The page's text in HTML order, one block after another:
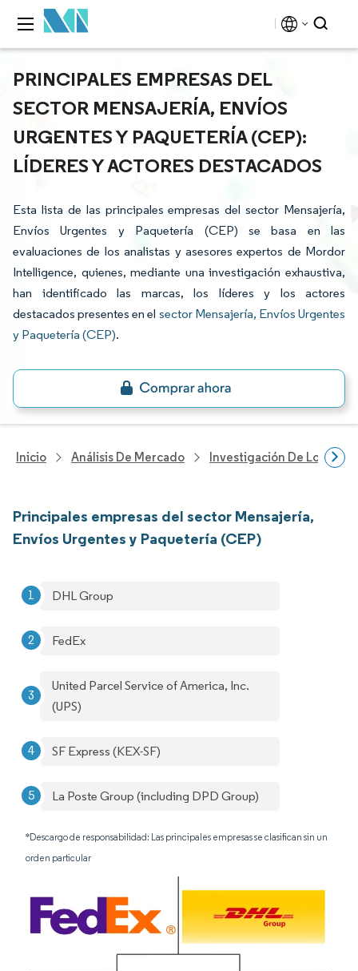
PRINCIPALES EMPRESAS DEL
SECTOR MENSAJERÍA, ENVÍOS
URGENTES Y PAQUETERÍA (CEP):
LÍDERES Y ACTORES DESTACADOS
Esta lista de las principales empresas del sector Mensajería,
Envíos Urgentes y Paquetería (CEP) se basa en las
evaluaciones de los analistas y asesores expertos de Mordor
Intelligence, quienes, mediante una investigación exhaustiva,
han identificado las marcas, los líderes y los actores
destacados presentes en el sector Mensajería, Envíos Urgentes
y Paquetería (CEP).
Inicio Análisis De Mercado Investigación De Logística
Principales empresas del sector Mensajería,
Envíos Urgentes y Paquetería (CEP)
DHL Group
FedEx
United Parcel Service of America, Inc.
(UPS)
SF Express (KEX-SF)
La Poste Group (including DPD Group)
*Descargo de responsabilidad: Las principales empresas se clasifican sin un
orden particular